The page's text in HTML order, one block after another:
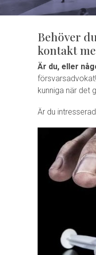
Behöver
kontakt
Är du, eller
kunniga när det
Är du